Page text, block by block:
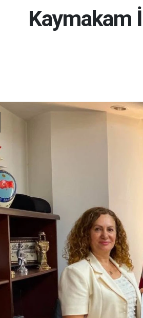
Kaymakam